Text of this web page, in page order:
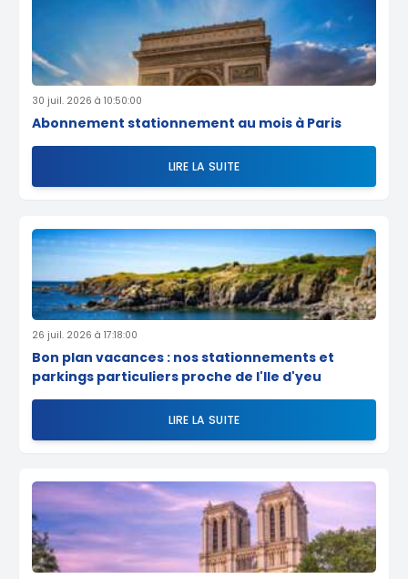
30 juil. 2026 à 10:50:00
Abonnement stationnement au mois à Paris
LIRE LA SUITE
26 juil. 2026 à 17:18:00
Bon plan vacances : nos stationnements et
parkings particuliers proche de l'Ile d'yeu
LIRE LA SUITE